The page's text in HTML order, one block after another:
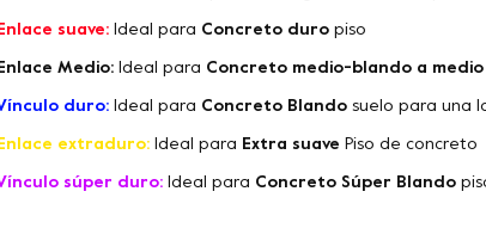
suave: Ideal para Concreto duro piso
Medio: Ideal para Concreto medio-blando a medio
duro: Ideal para Concreto Blando suelo para una
extraduro: Ideal para Extra suave Piso de concreto
súper duro: Ideal para Concreto Súper Blando